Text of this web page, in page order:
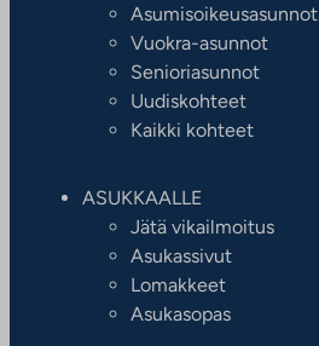
Asumisoikeusasunnot
Vuokra-asunnot
Senioriasunnot
Uudiskohteet
Kaikki kohteet
ASUKKAALLE
Jätä vikailmoitus
Asukassivut
Lomakkeet
Asukasopas